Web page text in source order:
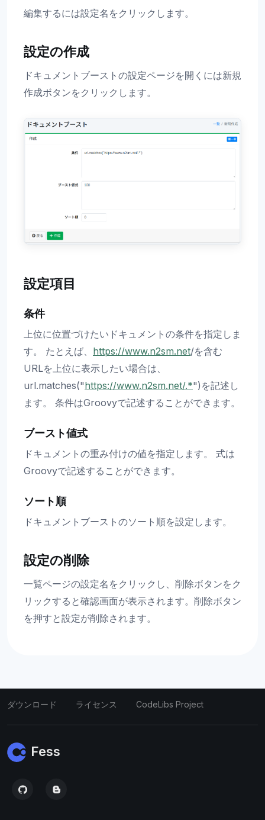
編集するには設定名をクリックします。
設定の作成
ドキュメントブーストの設定ページを開くには新規
作成ボタンをクリックします。
設定項目
条件
上位に位置づけたいドキュメントの条件を指定しま
す。 たとえば、 https://www.n2sm.net/を含む
URLを上位に表示したい場合は、
url.matches("https://www.n2sm.net/.*")を記述し
ます。 条件はGroovyで記述することができます。
ブースト値式
ドキュメントの重み付けの値を指定します。 式は
Groovyで記述することができます。
ソート順
ドキュメントブーストのソート順を設定します。
設定の削除
一覧ページの設定名をクリックし、削除ボタンをク
リックすると確認画面が表示されます。削除ボタン
を押すと設定が削除されます。
ダウンロード ライセンス CodeLibs Project
Fess